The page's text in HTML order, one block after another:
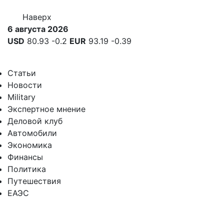
Наверх
6 августа 2026
USD 80.93 -0.2 EUR 93.19 -0.39
Статьи
Новости
Military
Экспертное мнение
Деловой клуб
Автомобили
Экономика
Финансы
Политика
Путешествия
ЕАЭС